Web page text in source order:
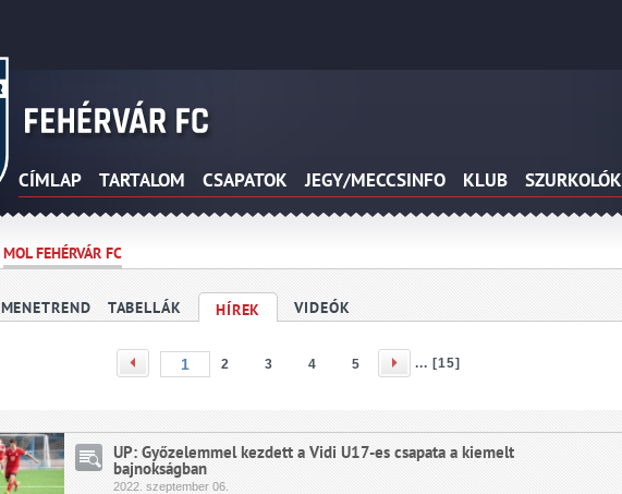
CÍMLAP TARTALOM CSAPATOK JEGY/MECCSINFO KLUB SZURKOLÓK
MOL FEHÉRVÁR FC
MENETREND TABELLÁK HÍREK VIDEÓK
2 3 4 5 ... [15]
UP: Győzelemmel kezdett a Vidi U17-es csapata a kiemelt
bajnokságban
2022. szeptember 06.